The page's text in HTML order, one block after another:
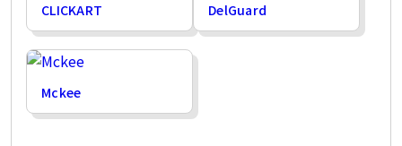
CLICKART DelGuard
Mckee